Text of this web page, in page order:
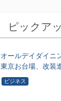
ピックア
オールデイダイ
東京お台場、改装
ビジネス